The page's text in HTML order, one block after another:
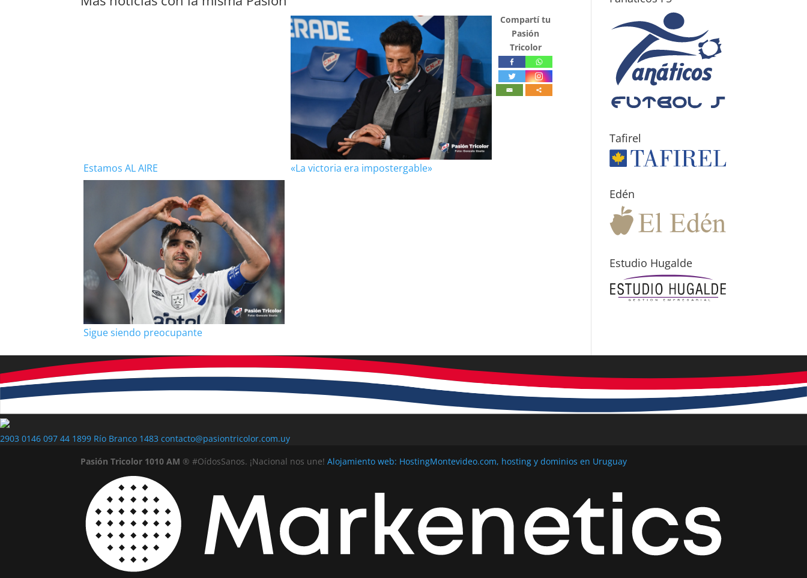
Estamos AL AIRE «La victoria era impostergable»
Sigue siendo preocupante
Compartí tu
Pasión
Tricolor
Tafirel
Edén
Estudio Hugalde
2903 0146 097 44 1899 Río Branco 1483 contacto@pasiontricolor.com.uy
Pasión Tricolor 1010 AM ® #OídosSanos. ¡Nacional nos une!Alojamiento web: HostingMontevideo.com, hosting y dominios en Uruguay